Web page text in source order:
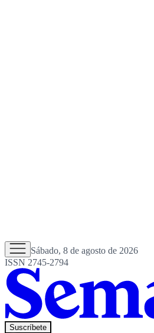
Sábado, 8 de agosto de 2026
ISSN 2745-2794
Suscríbete